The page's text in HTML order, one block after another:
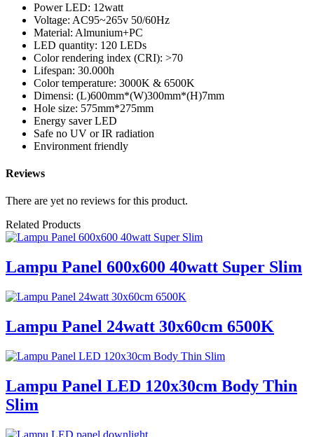
Power LED: 12watt
Voltage: AC95~265v 50/60Hz
Material: Almunium+PC
LED quantity: 120 LEDs
Color rendering index (CRI): >70
Lifespan: 30.000h
Color temperature: 3000K & 6500K
Dimensi: (L)600mm*(W)300mm*(H)7mm
Hole size: 575mm*275mm
Energy saver LED
Safe no UV or IR radiation
Environment friendly
Reviews
There are yet no reviews for this product.
Related Products
Lampu Panel 600x600 40watt Super Slim
Lampu Panel 24watt 30x60cm 6500K
Lampu Panel LED 120x30cm Body Thin
Slim